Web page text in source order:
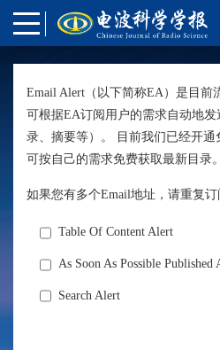
Email Alert（以下简称EA）是目前
可根据EA订阅用户的需求自动地
录、摘要等）。 目前我们已经开
可按自己的需求免费获取最新目录。
如果您有多个Email地址，请重复订
Table Of Content Alert
As Soon As Possible Published
Search Alert